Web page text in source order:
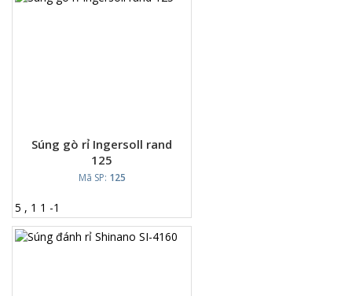
Súng gò rỉ Ingersoll rand
125
Mã SP: 125
5 , 1 1 -1